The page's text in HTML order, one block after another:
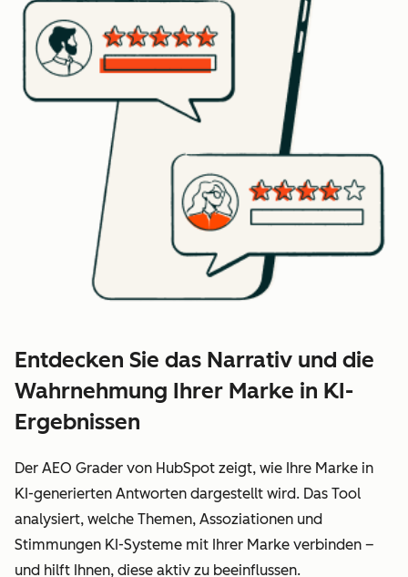
Entdecken Sie das Narrativ und die
Wahrnehmung Ihrer Marke in KI-
Ergebnissen
Der AEO Grader von HubSpot zeigt, wie Ihre Marke in
KI-generierten Antworten dargestellt wird. Das Tool
analysiert, welche Themen, Assoziationen und
Stimmungen KI-Systeme mit Ihrer Marke verbinden –
und hilft Ihnen, diese aktiv zu beeinflussen.